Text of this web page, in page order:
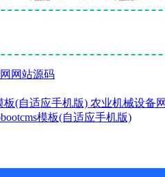
网站源码
板(自适应手机版) 农业机械设备
模板(自适应手机版)